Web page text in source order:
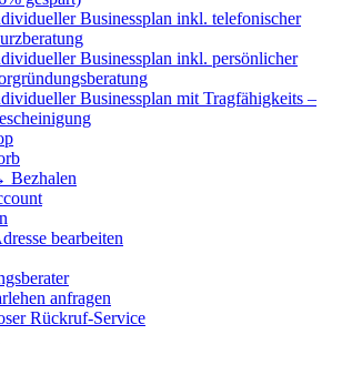
Businessplan inkl. telefonischer
Businessplan inkl. persönlicher
Businessplan mit Tragfähigkeits –
Bezhalen
bearbeiten
anfragen
Rückruf-Service